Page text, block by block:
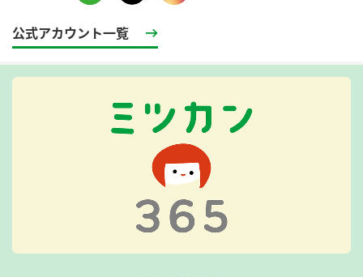
公式アカウント一覧